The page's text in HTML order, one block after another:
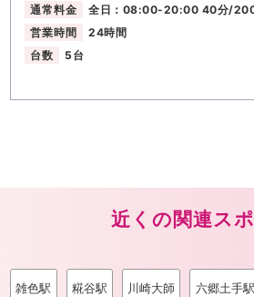
通常料金
全日：08:00-20:00 40分/
営業時間
24時間
台数
5台
近くの関連ス
雑色駅 糀谷駅 川崎大師 六郷土手駅